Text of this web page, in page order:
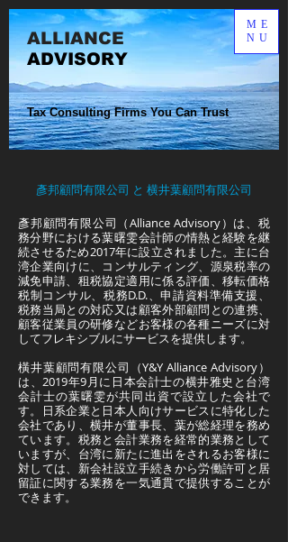
Tax Consulting Firms You Can Trust
ME
NU
ALLIANCE​
ADVISORY
彥邦顧問有限公司 と 横井葉顧問有限公司
彥邦顧問有限公司（Alliance Advisory）は、税
務分野における葉曙雯会計師の情熱と経験を継
続させるため2017年に設立されました。主に台
湾企業向けに、コンサルティング、源泉税率の
減免申請、租税協定適用に係る評価、移転価格
税制コンサル、税務D.D.、申請資料準備支援、
税務当局との対応又は顧客外部顧問との連携、
顧客従業員の研修などお客様の各種ニーズに対
してフレキシブルにサービスを提供します。
橫井葉顧問有限公司（Y&Y Alliance Advisory）
は、2019年9月に日本会計士の横井雅史と台湾
会計士の葉曙雯が共同出資で設立した会社で
す。日系企業と日本人向けサービスに特化した
会社であり、横井が董事長、葉が総経理を務め
ています。税務と会計業務を経常的業務として
いますが、台湾に新たに進出をされるお客様に
対しては、新会社設立手続きから労働許可と居
留証に関する業務を一気通貫で提供することが
できます。